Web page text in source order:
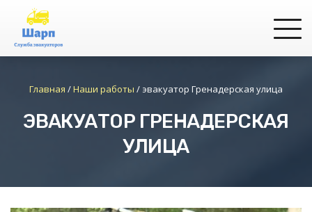
Главная /Наши работы / эвакуатор Гренадерская улица
ЭВАКУАТОР ГРЕНАДЕРСКАЯ
УЛИЦА